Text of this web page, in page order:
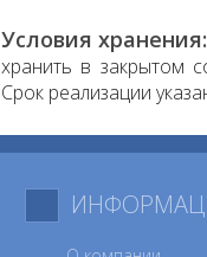
Условия хранения:
хранить в закрытом
Срок реализации